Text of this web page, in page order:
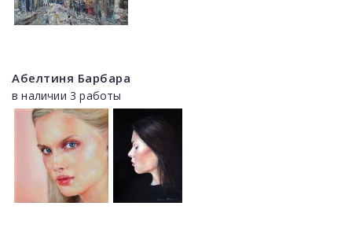
Абелтиня Барбара
в наличии 3 работы